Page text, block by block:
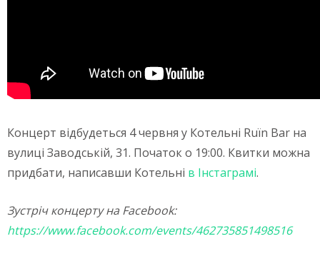
Концерт відбудеться 4 червня у Котельні Ruїn Bar на
вулиці Заводській, 31. Початок о 19:00. Квитки можна
придбати, написавши Котельні в Інстаграмі.
Зустріч концерту на Facebook:
https://www.facebook.com/events/462735851498516